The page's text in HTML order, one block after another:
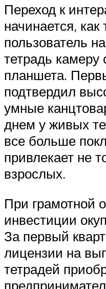
Переход к
начинается, как
пользователь
тетрадь
планшета.
подтвердил
умные
днем у живых
все больше
привлекает не
взрослых.
При грамотной
инвестиции
За первый
лицензии на
тетрадей